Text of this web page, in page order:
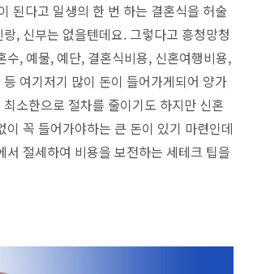
된다고 일생의 한 번 하는 결혼식을 허술
, 신부는 없을텐데요. 그렇다고 흥청망청
수, 예물, 예단, 결혼식비용, 신혼여행비용,
여기저기 많이 돈이 들어가게되어 양가
소한으로 절차를 줄이기도 하지만 신혼
이 꼭 들어가야하는 큰 돈이 있기 마련인데
서 절세하여 비용을 보전하는 세테크 팁을